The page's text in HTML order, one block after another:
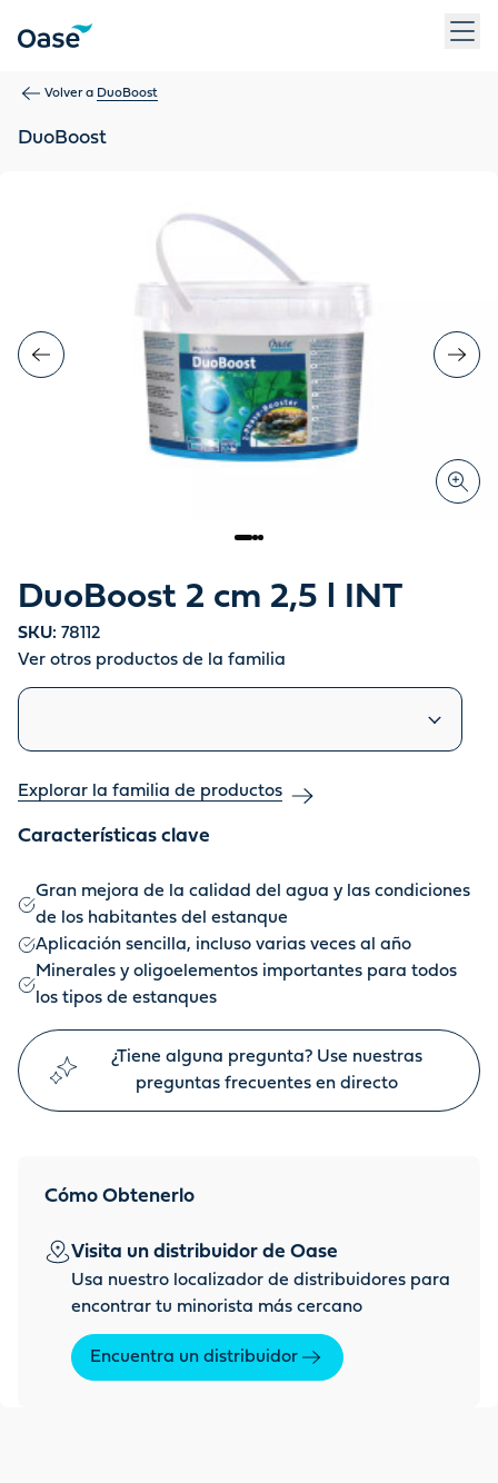
Volver a DuoBoost
DuoBoost
DuoBoost 2 cm 2,5 l INT
SKU: 78112
Ver otros productos de la familia
Productos similares
Explorar la familia de productos
Características clave
Gran mejora de la calidad del agua y las condiciones
de los habitantes del estanque
Aplicación sencilla, incluso varias veces al año
Minerales y oligoelementos importantes para todos
los tipos de estanques
¿Tiene alguna pregunta? Use nuestras
preguntas frecuentes en directo
Cómo Obtenerlo
Visita un distribuidor de Oase
Usa nuestro localizador de distribuidores para
encontrar tu minorista más cercano
Encuentra un distribuidor